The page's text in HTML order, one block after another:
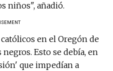
niños", añadió.
en el Oregón de
Esto se debía, en
que impedían a